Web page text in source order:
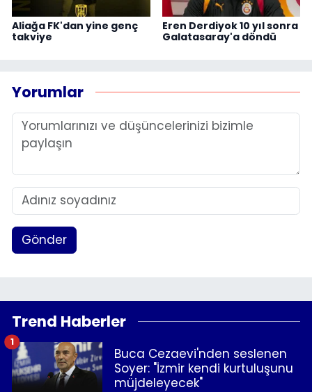
Aliağa FK'dan yine genç
takviye
Eren Derdiyok 10 yıl sonra
Galatasaray'a döndü
Yorumlar
Gönder
Trend Haberler
Buca Cezaevi'nden seslenen
Soyer: "İzmir kendi kurtuluşunu
müjdeleyecek"
1